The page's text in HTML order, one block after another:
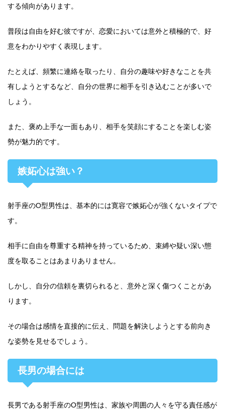
する傾向があります。
普段は自由を好む彼ですが、恋愛においては意外と積極的で、好
意をわかりやすく表現します。
たとえば、頻繁に連絡を取ったり、自分の趣味や好きなことを共
有しようとするなど、自分の世界に相手を引き込むことが多いで
しょう。
また、褒め上手な一面もあり、相手を笑顔にすることを楽しむ姿
勢が魅力的です。
嫉妬心は強い？
射手座のO型男性は、基本的には寛容で嫉妬心が強くないタイプで
す。
相手に自由を尊重する精神を持っているため、束縛や疑い深い態
度を取ることはあまりありません。
しかし、自分の信頼を裏切られると、意外と深く傷つくことがあ
ります。
その場合は感情を直接的に伝え、問題を解決しようとする前向き
な姿勢を見せるでしょう。
長男の場合には
長男である射手座のO型男性は、家族や周囲の人々を守る責任感が